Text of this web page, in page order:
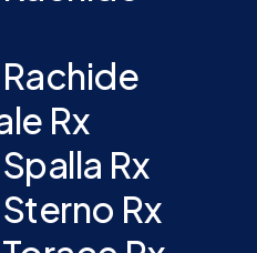
Rx
Rx
Rx